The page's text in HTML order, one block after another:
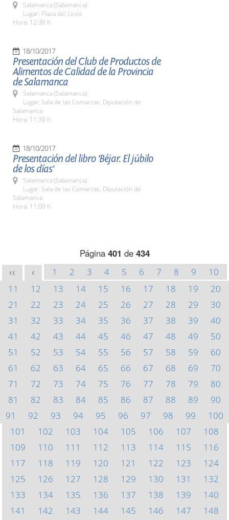
Salamanca (Salamanca)
Lugar: Plaza del Liceo
Hora: 12:30 h.
18/10/2017
Presentación del Club de Productos de
Alimentos de Calidad de la Provincia
de Salamanca
Salamanca (Salamanca)
Lugar: Sala de las Comarcas. Diputación de
Salamanca
Hora: 11:30 h.
18/10/2017
Presentación del libro 'Béjar. El júbilo
de los días'
Salamanca (Salamanca)
Lugar: Sala de las Comarcas. Diputación de
Salamanca
Hora: 11:00 h.
Página 401 de 434
<< < 1 2 3 4 5 6 7 8 9
10
11
12 13 14 15 16 17 18 19
20
21
22 23 24 25 26 27 28 29
30
31
32 33 34 35 36 37 38 39
40
41
42 43 44 45 46 47 48 49
50
51
52 53 54 55 56 57 58 59
60
61
62 63 64 65 66 67 68 69
70
71
72 73 74 75 76 77 78 79
80
81
82 83 84 85 86 87 88 89
90
91
92 93 94 95 96 97 98 99
100
101
102 103 104 105 106 107
108
109
110 111 112 113 114 115
116
117
118 119 120 121 122 123
124
125
126 127 128 129 130 131
132
133
134 135 136 137 138 139
140
141
142 143 144 145 146 147
148